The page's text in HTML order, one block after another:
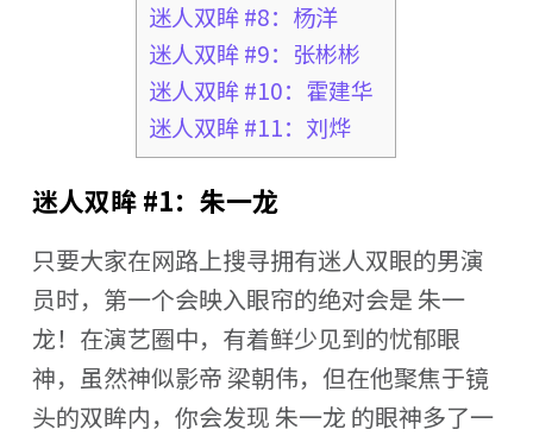
迷人双眸 #8：杨洋
迷人双眸 #9：张彬彬
迷人双眸 #10：霍建华
迷人双眸 #11：刘烨
迷人双眸 #1：朱一龙
只要大家在网路上搜寻拥有迷人双眼的男演
员时，第一个会映入眼帘的绝对会是 朱一
龙！在演艺圈中，有着鲜少见到的忧郁眼
神，虽然神似影帝 梁朝伟，但在他聚焦于镜
头的双眸内，你会发现 朱一龙 的眼神多了一